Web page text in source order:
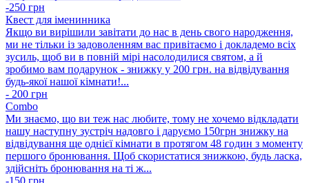
-250 грн
Квест для іменинника
Якщо ви вирішили завітати до нас в день свого народження,
ми не тільки із задоволенням вас привітаємо і докладемо всіх
зусиль, щоб ви в повній мірі насолодилися святом, а й
зробимо вам подарунок - знижку у 200 грн. на відвідування
будь-якої нашої кімнати!...
- 200 грн
Combo
Ми знаємо, що ви теж нас любите, тому не хочемо відкладати
нашу наступну зустріч надовго і даруємо 150грн знижку на
відвідування ще однієї кімнати в протягом 48 годин з моменту
першого бронювання. Щоб скористатися знижкою, будь ласка,
здійсніть бронювання на ті ж...
-150 грн